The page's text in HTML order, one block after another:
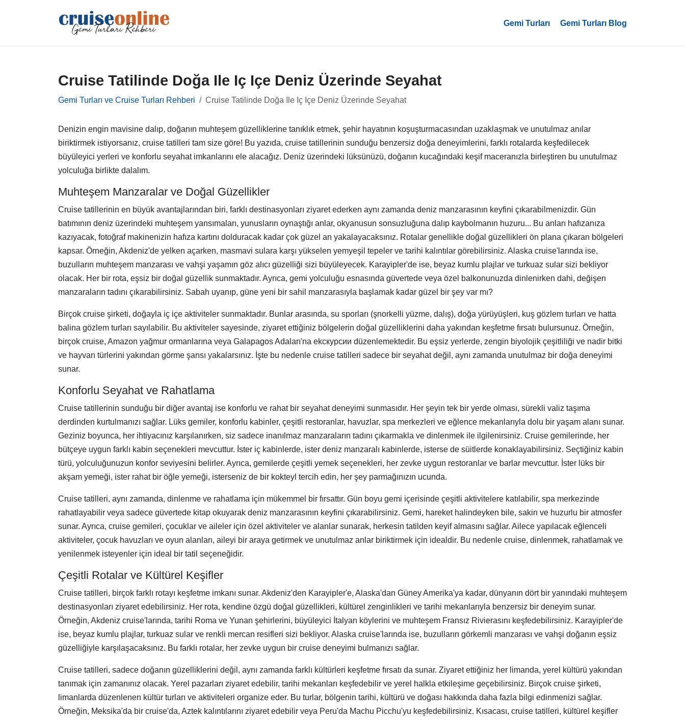
Gemi Turları Gemi Turları Blog
Cruise Tatilinde Doğa Ile Iç Içe Deniz Üzerinde Seyahat
Gemi Turları ve Cruise Turları Rehberi Cruise Tatilinde Doğa Ile Iç Içe Deniz Üzerinde Seyahat
Denizin engin mavisine dalıp, doğanın muhteşem güzelliklerine tanıklık etmek, şehir hayatının koşuşturmacasından uzaklaşmak ve unutulmaz anılar
biriktirmek istiyorsanız, cruise tatilleri tam size göre! Bu yazıda, cruise tatillerinin sunduğu benzersiz doğa deneyimlerini, farklı rotalarda keşfedilecek
büyüleyici yerleri ve konforlu seyahat imkanlarını ele alacağız. Deniz üzerindeki lüksünüzü, doğanın kucağındaki keşif maceranızla birleştiren bu unutulmaz
yolculuğa birlikte dalalım.
Muhteşem Manzaralar ve Doğal Güzellikler
Cruise tatillerinin en büyük avantajlarından biri, farklı destinasyonları ziyaret ederken aynı zamanda deniz manzarasının keyfini çıkarabilmenizdir. Gün
batımının deniz üzerindeki muhteşem yansımaları, yunusların oynaştığı anlar, okyanusun sonsuzluğuna dalıp kaybolmanın huzuru... Bu anları hafızanıza
kazıyacak, fotoğraf makinenizin hafıza kartını dolduracak kadar çok güzel an yakalayacaksınız. Rotalar genellikle doğal güzellikleri ön plana çıkaran bölgeleri
kapsar. Örneğin, Akdeniz'de yelken açarken, masmavi sulara karşı yükselen yemyeşil tepeler ve tarihi kalıntılar görebilirsiniz. Alaska cruise'larında ise,
buzulların muhteşem manzarası ve vahşi yaşamın göz alıcı güzelliği sizi büyüleyecek. Karayipler'de ise, beyaz kumlu plajlar ve turkuaz sular sizi bekliyor
olacak. Her bir rota, eşsiz bir doğal güzellik sunmaktadır. Ayrıca, gemi yolculuğu esnasında güvertede veya özel balkonunuzda dinlenirken dahi, değişen
manzaraların tadını çıkarabilirsiniz. Sabah uyanıp, güne yeni bir sahil manzarasıyla başlamak kadar güzel bir şey var mı?
Birçok cruise şirketi, doğayla iç içe aktiviteler sunmaktadır. Bunlar arasında, su sporları (şnorkelli yüzme, dalış), doğa yürüyüşleri, kuş gözlem turları ve hatta
balina gözlem turları sayılabilir. Bu aktiviteler sayesinde, ziyaret ettiğiniz bölgelerin doğal güzelliklerini daha yakından keşfetme fırsatı bulursunuz. Örneğin,
birçok cruise, Amazon yağmur ormanlarına veya Galapagos Adaları'na ekскурсии düzenlemektedir. Bu eşsiz yerlerde, zengin biyolojik çeşitliliği ve nadir bitki
ve hayvan türlerini yakından görme şansı yakalarsınız. İşte bu nedenle cruise tatilleri sadece bir seyahat değil, aynı zamanda unutulmaz bir doğa deneyimi
sunar.
Konforlu Seyahat ve Rahatlama
Cruise tatillerinin sunduğu bir diğer avantaj ise konforlu ve rahat bir seyahat deneyimi sunmasıdır. Her şeyin tek bir yerde olması, sürekli valiz taşıma
derdinden kurtulmanızı sağlar. Lüks gemiler, konforlu kabinler, çeşitli restoranlar, havuzlar, spa merkezleri ve eğlence mekanlarıyla dolu bir yaşam alanı sunar.
Geziniz boyunca, her ihtiyacınız karşılanırken, siz sadece inanılmaz manzaraların tadını çıkarmakla ve dinlenmek ile ilgilenirsiniz. Cruise gemilerinde, her
bütçeye uygun farklı kabin seçenekleri mevcuttur. İster iç kabinlerde, ister deniz manzaralı kabinlerde, isterse de süitlerde konaklayabilirsiniz. Seçtiğiniz kabin
türü, yolculuğunuzun konfor seviyesini belirler. Ayrıca, gemilerde çeşitli yemek seçenekleri, her zevke uygun restoranlar ve barlar mevcuttur. İster lüks bir
akşam yemeği, ister rahat bir öğle yemeği, isterseniz de bir kokteyl tercih edin, her şey parmağınızın ucunda.
Cruise tatilleri, aynı zamanda, dinlenme ve rahatlama için mükemmel bir fırsattır. Gün boyu gemi içerisinde çeşitli aktivitelere katılabilir, spa merkezinde
rahatlayabilir veya sadece güvertede kitap okuyarak deniz manzarasının keyfini çıkarabilirsiniz. Gemi, hareket halindeyken bile, sakin ve huzurlu bir atmosfer
sunar. Ayrıca, cruise gemileri, çocuklar ve aileler için özel aktiviteler ve alanlar sunarak, herkesin tatilden keyif almasını sağlar. Ailece yapılacak eğlenceli
aktiviteler, çocuk havuzları ve oyun alanları, aileyi bir araya getirmek ve unutulmaz anlar biriktirmek için idealdir. Bu nedenle cruise, dinlenmek, rahatlamak ve
yenilenmek isteyenler için ideal bir tatil seçeneğidir.
Çeşitli Rotalar ve Kültürel Keşifler
Cruise tatilleri, birçok farklı rotayı keşfetme imkanı sunar. Akdeniz'den Karayipler'e, Alaska'dan Güney Amerika'ya kadar, dünyanın dört bir yanındaki muhteşem
destinasyonları ziyaret edebilirsiniz. Her rota, kendine özgü doğal güzellikleri, kültürel zenginlikleri ve tarihi mekanlarıyla benzersiz bir deneyim sunar.
Örneğin, Akdeniz cruise'larında, tarihi Roma ve Yunan şehirlerini, büyüleyici İtalyan köylerini ve muhteşem Fransız Rivierasını keşfedebilirsiniz. Karayipler'de
ise, beyaz kumlu plajlar, turkuaz sular ve renkli mercan resifleri sizi bekliyor. Alaska cruise'larında ise, buzulların görkemli manzarası ve vahşi doğanın eşsiz
güzelliğiyle karşılaşacaksınız. Bu farklı rotalar, her zevke uygun bir cruise deneyimi bulmanızı sağlar.
Cruise tatilleri, sadece doğanın güzelliklerini değil, aynı zamanda farklı kültürleri keşfetme fırsatı da sunar. Ziyaret ettiğiniz her limanda, yerel kültürü yakından
tanımak için zamanınız olacak. Yerel pazarları ziyaret edebilir, tarihi mekanları keşfedebilir ve yerel halkla etkileşime geçebilirsiniz. Birçok cruise şirketi,
limanlarda düzenlenen kültür turları ve aktiviteleri organize eder. Bu turlar, bölgenin tarihi, kültürü ve doğası hakkında daha fazla bilgi edinmenizi sağlar.
Örneğin, Meksika'da bir cruise'da, Aztek kalıntılarını ziyaret edebilir veya Peru'da Machu Picchu'yu keşfedebilirsiniz. Kısacası, cruise tatilleri, kültürel keşifler